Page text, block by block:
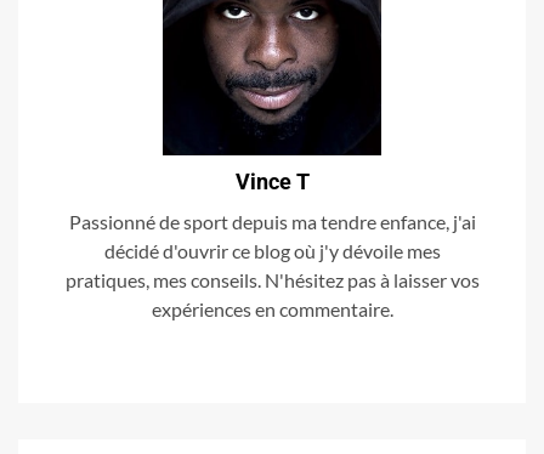
Vince T
Passionné de sport depuis ma tendre enfance, j'ai
décidé d'ouvrir ce blog où j'y dévoile mes
pratiques, mes conseils. N'hésitez pas à laisser vos
expériences en commentaire.